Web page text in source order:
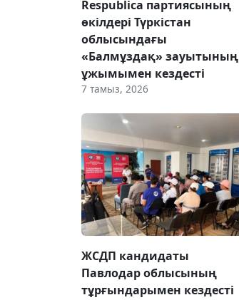
Respublica партиясының
өкілдері Түркістан
облысындағы
«Балмұздақ» зауытының
ұжымымен кездесті
7 тамыз, 2026
ЖСДП кандидаты
Павлодар облысының
тұрғындарымен кездесті